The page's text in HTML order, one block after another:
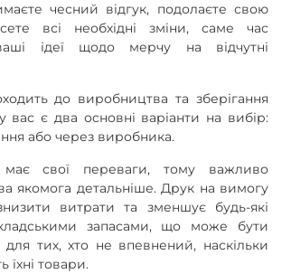
чесний відгук, подолаєте свою
всі необхідні зміни, саме час
ідеї щодо мерчу на відчутні
до виробництва та зберігання
вас є два основні варіанти на вибір:
або через виробника.
свої переваги, тому важливо
якомога детальніше. Друк на вимогу
витрати та зменшує будь-які
запасами, що може бути
тих, хто не впевнений, наскільки
товари.